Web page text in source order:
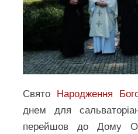
Свято Народження
днем для
перейшов до Дому